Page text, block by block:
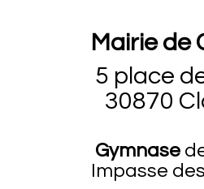
Mairie de
5 place
30870
Gymnase
Impasse